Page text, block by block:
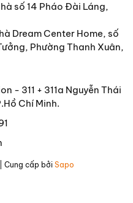
số 14 Pháo Đài Láng,
Dream Center Home, số
Phường Thanh Xuân,
- 311 + 311a Nguyễn Thái
Chí Minh.
| Cung cấp bởi Sapo